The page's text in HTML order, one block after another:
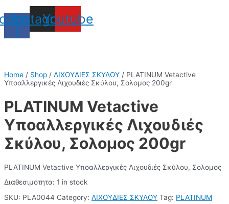
f
Instagram
Youtube
Home / Shop / ΛΙΧΟΥΔΙΕΣ ΣΚΥΛΟΥ / PLATINUM Vetactive
Υποαλλεργικές Λιχουδιές Σκύλου, Σολομος 200gr
PLATINUM Vetactive
Υποαλλεργικές Λιχουδιές
Σκύλου, Σολομος 200gr
PLATINUM Vetactive Υποαλλεργικές Λιχουδιές Σκύλου, Σολομος
Διαθεσιμότητα: 1 in stock
SKU: PLA0044 Category: ΛΙΧΟΥΔΙΕΣ ΣΚΥΛΟΥ Tag: PLATINUM